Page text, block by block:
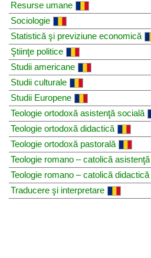
Resurse umane
Sociologie
Statistică şi previziune economică
Ştiinţe politice
Studii americane
Studii culturale
Studii Europene
Teologie ortodoxă asistenţă socială
Teologie ortodoxă didactică
Teologie ortodoxă pastorală
Teologie romano – catolică
Teologie romano – catolică didactică
Traducere şi interpretare